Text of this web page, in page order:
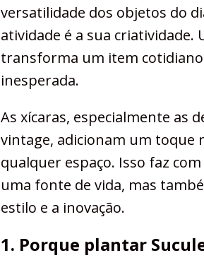
versatilidade dos objetos do
atividade é a sua criatividade.
transforma um item
inesperada.
As xícaras, especialmente as
vintage, adicionam um toque
qualquer espaço. Isso faz
uma fonte de vida, mas
estilo e a inovação.
1. Porque plantar